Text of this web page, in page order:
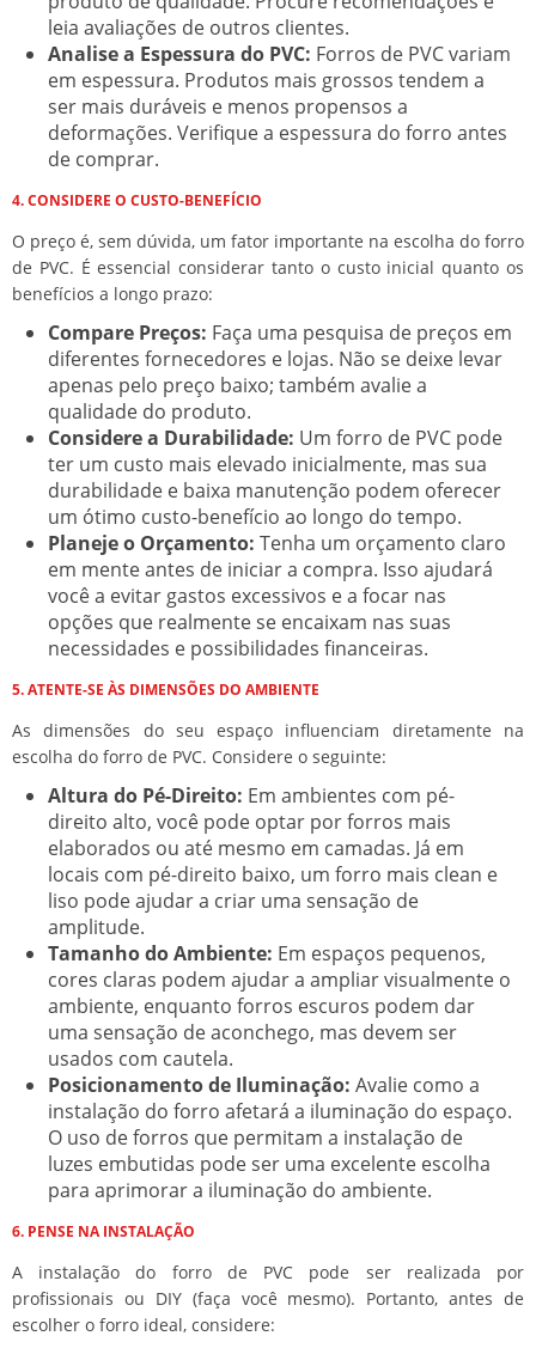
leia avaliações de outros clientes.
Analise a Espessura do PVC: Forros de PVC variam
em espessura. Produtos mais grossos tendem a
ser mais duráveis e menos propensos a
deformações. Verifique a espessura do forro antes
de comprar.
4. CONSIDERE O CUSTO-BENEFÍCIO
O preço é, sem dúvida, um fator importante na escolha do forro
de PVC. É essencial considerar tanto o custo inicial quanto os
benefícios a longo prazo:
Compare Preços: Faça uma pesquisa de preços em
diferentes fornecedores e lojas. Não se deixe levar
apenas pelo preço baixo; também avalie a
qualidade do produto.
Considere a Durabilidade: Um forro de PVC pode
ter um custo mais elevado inicialmente, mas sua
durabilidade e baixa manutenção podem oferecer
um ótimo custo-benefício ao longo do tempo.
Planeje o Orçamento: Tenha um orçamento claro
em mente antes de iniciar a compra. Isso ajudará
você a evitar gastos excessivos e a focar nas
opções que realmente se encaixam nas suas
necessidades e possibilidades financeiras.
5. ATENTE-SE ÀS DIMENSÕES DO AMBIENTE
As dimensões do seu espaço influenciam diretamente na
escolha do forro de PVC. Considere o seguinte:
Altura do Pé-Direito: Em ambientes com pé-
direito alto, você pode optar por forros mais
elaborados ou até mesmo em camadas. Já em
locais com pé-direito baixo, um forro mais clean e
liso pode ajudar a criar uma sensação de
amplitude.
Tamanho do Ambiente: Em espaços pequenos,
cores claras podem ajudar a ampliar visualmente o
ambiente, enquanto forros escuros podem dar
uma sensação de aconchego, mas devem ser
usados com cautela.
Posicionamento de Iluminação: Avalie como a
instalação do forro afetará a iluminação do espaço.
O uso de forros que permitam a instalação de
luzes embutidas pode ser uma excelente escolha
para aprimorar a iluminação do ambiente.
6. PENSE NA INSTALAÇÃO
A instalação do forro de PVC pode ser realizada por
profissionais ou DIY (faça você mesmo). Portanto, antes de
escolher o forro ideal, considere: